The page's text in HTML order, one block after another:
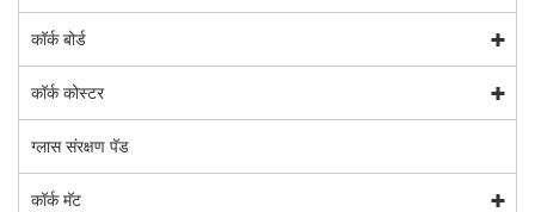
कॉर्क बोर्ड
कॉर्क कोस्टर
ग्लास संरक्षण पॅड
कॉर्क मॅट